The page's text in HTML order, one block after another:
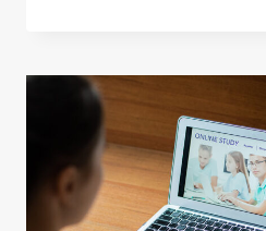
MAĞAZANIZ
ÜCRETSIZ
TASARIM
KAYNAKLARINI
NEREDE